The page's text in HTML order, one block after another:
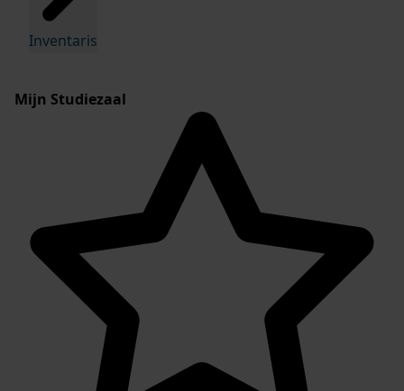
Inventaris
Mijn Studiezaal